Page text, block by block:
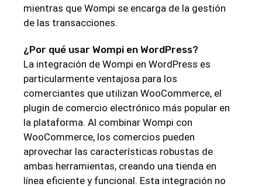
mientras que Wompi se encarga de la gestión
de las transacciones.
¿Por qué usar Wompi en WordPress?
La integración de Wompi en WordPress es
particularmente ventajosa para los
comerciantes que utilizan WooCommerce, el
plugin de comercio electrónico más popular en
la plataforma. Al combinar Wompi con
WooCommerce, los comercios pueden
aprovechar las características robustas de
ambas herramientas, creando una tienda en
línea eficiente y funcional. Esta integración no